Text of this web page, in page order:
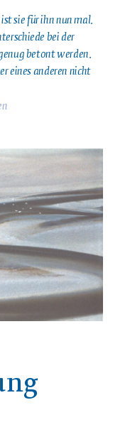
sie für ihn nun mal.
bei der
betont werden.
eines anderen nicht